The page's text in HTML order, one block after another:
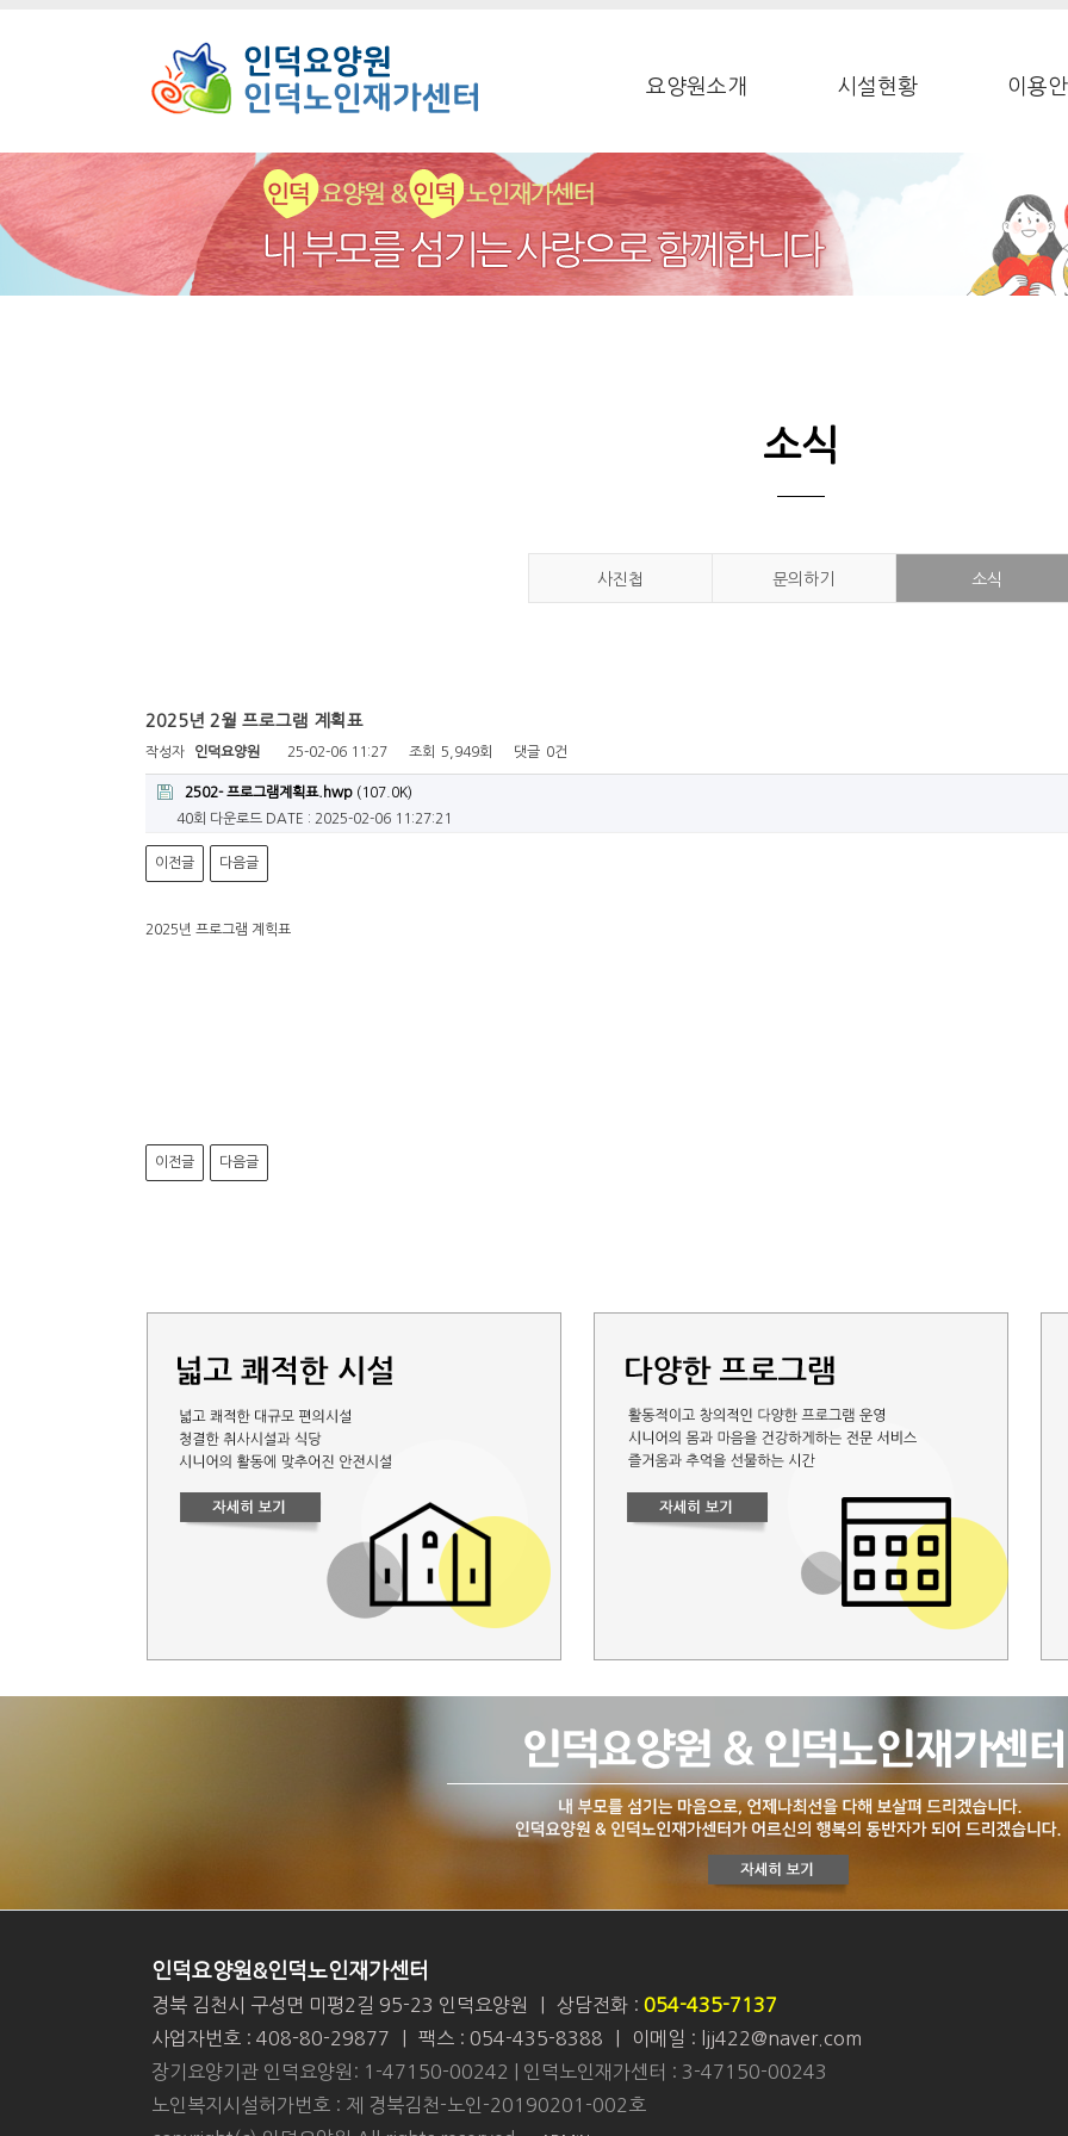
요양원소개 시설현황 이용
소식
사진첩 문의하기 소식
2025년 2월 프로그램 계획표
작성자 인덕요양원 25-02-06 11:27 조회 5,949회 댓글 0건
2502- 프로그램계획표.hwp (107.0K)
40회 다운로드
DATE : 2025-02-06 11:27:21
이전글 다음글
2025년 프로그램 계힉표
이전글 다음글
인덕요양원&인덕노인재가센터
경북 김천시 구성면 미평2길 95-23 인덕요양원 상담전화 : 054-435-7137
사업자번호 : 408-80-29877
팩스 : 054-435-8388
이메일 : ljj422@naver.com
장기요양기관 인덕요양원: 1-47150-00242 | 인덕노인재가센터 : 3-47150-00243
노인복지시설허가번호 : 제 경북김천-노인-20190201-002호